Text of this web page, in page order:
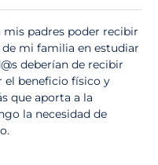
mis padres poder recibir
mi familia en estudiar
deberían de recibir
el beneficio físico y
que aporta a la
la necesidad de